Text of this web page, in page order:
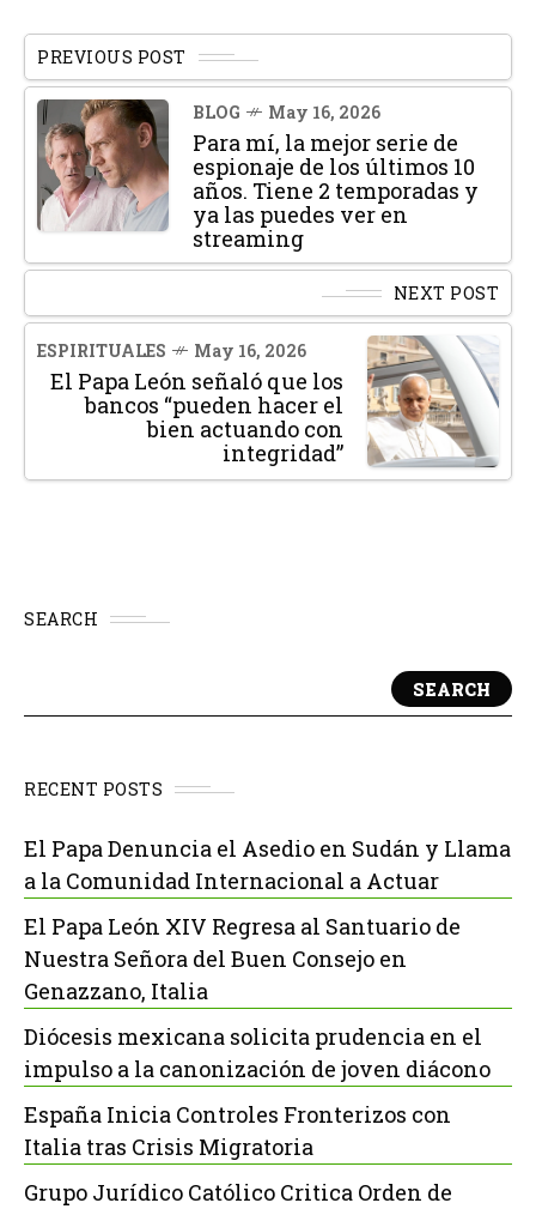
PREVIOUS POST
BLOG May 16, 2026
Para mí, la mejor serie de
espionaje de los últimos 10
años. Tiene 2 temporadas y
ya las puedes ver en
streaming
NEXT POST
ESPIRITUALES May 16, 2026
El Papa León señaló que los
bancos “pueden hacer el
bien actuando con
integridad”
SEARCH
SEARCH
RECENT POSTS
El Papa Denuncia el Asedio en Sudán y Llama
a la Comunidad Internacional a Actuar
El Papa León XIV Regresa al Santuario de
Nuestra Señora del Buen Consejo en
Genazzano, Italia
Diócesis mexicana solicita prudencia en el
impulso a la canonización de joven diácono
España Inicia Controles Fronterizos con
Italia tras Crisis Migratoria
Grupo Jurídico Católico Critica Orden de